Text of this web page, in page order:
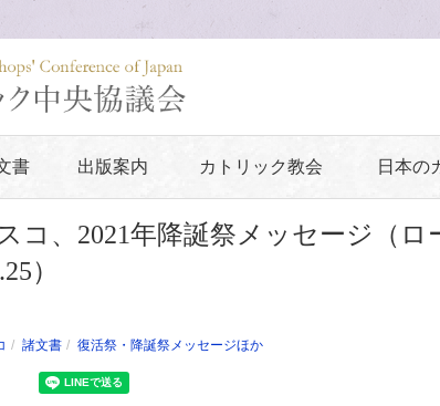
書 出版案内 カトリック教会 日本の
コ、2021年降誕祭メッセージ（ロ
）
諸文書 復活祭・降誕祭メッセージほか